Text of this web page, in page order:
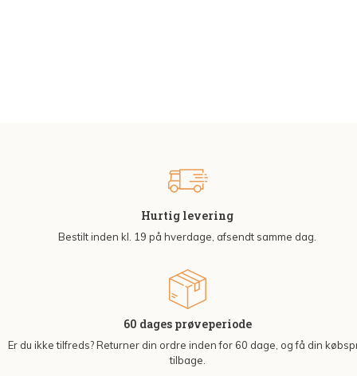
Hurtig levering
Bestilt inden kl. 19 på hverdage, afsendt samme dag.
60 dages prøveperiode
Er du ikke tilfreds? Returner din ordre inden for 60 dage, og få din
tilbage.